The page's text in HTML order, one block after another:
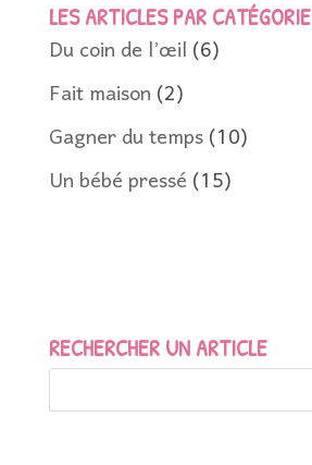
LES ARTICLES PAR CATÉGORIE
Du coin de l’œil(6)
Fait maison(2)
Gagner du temps(10)
Un bébé pressé(15)
RECHERCHER UN ARTICLE